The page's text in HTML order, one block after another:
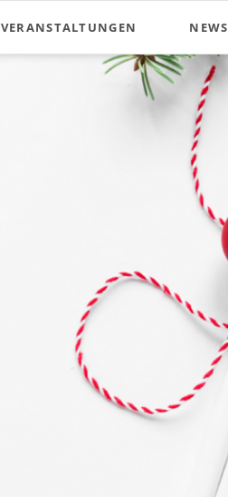
VERANSTALTUNGEN NEWS